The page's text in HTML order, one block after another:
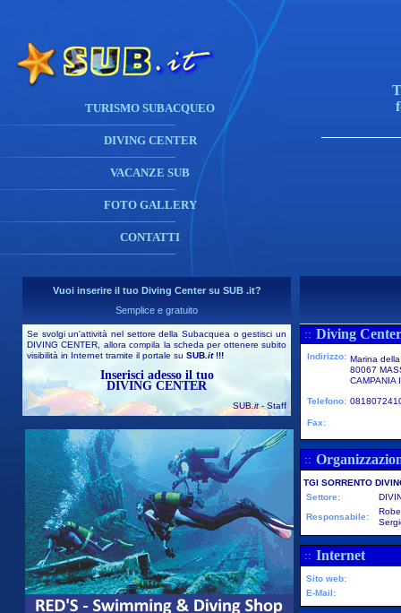
TURISMO SUBACQUEO
DIVING CENTER
VACANZE SUB
FOTO GALLERY
CONTATTI
Vuoi inserire il tuo Diving Center su SUB .it?
Semplice e gratuito
Se svolgi un'attività nel settore della Subacquea o gestisci un
DIVING CENTER, allora compila la scheda per ottenere subito
visibilità in Internet tramite il portale su SUB .it!!!
Inserisci adesso il tuo
DIVING CENTER
SUB.it- Staff
:: Diving
Indirizzo: Marina
80067
CAMPANIA
Telefono:
Fax:
::
TGI SORRENTO
Settore:
Responsabile:
:: Internet
Sito web:
E-Mail: